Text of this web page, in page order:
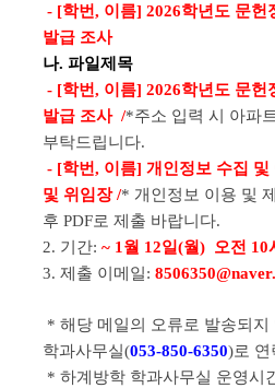
- [학번, 이름] 2026학년도 문헌
발급 조사
나. 파일제목
- [학번, 이름] 2026학년도 문헌
발급 조사 /*주소 입력 시 아파
부탁드립니다.
- [학번, 이름] 개인정보 수집 및
및 위임장 /* 개인정보 이용 및
후 PDF로 제출 바랍니다.
2. 기간:~ 1월 12일(월) 오전 10
3. 제출 이메일:
* 해당 메일의 오류로 발송되지
학과사무실(053-850-6350)로 연
* 하계방학 학과사무실 운영시